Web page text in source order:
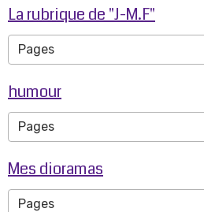
La rubrique de "J-M.F"
humour
Mes dioramas